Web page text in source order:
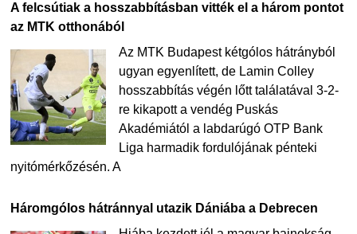
A felcsútiak a hosszabbításban vitték el a három pontot
az MTK otthonából
Az MTK Budapest kétgólos hátrányból
ugyan egyenlített, de Lamin Colley
hosszabbítás végén lőtt találatával 3-2-
re kikapott a vendég Puskás
Akadémiától a labdarúgó OTP Bank
Liga harmadik fordulójának pénteki
nyitómérkőzésén. A
Háromgólos hátránnyal utazik Dániába a Debrecen